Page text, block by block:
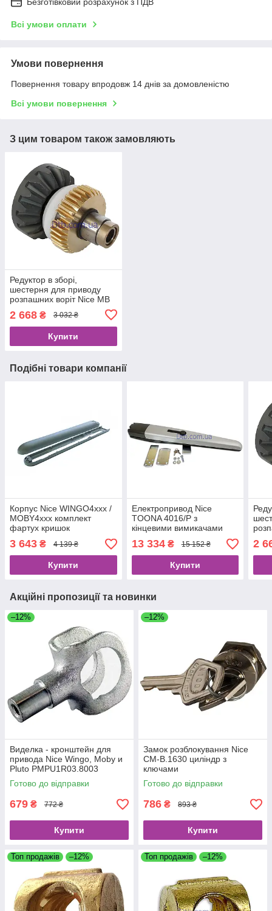
Всі умови оплати
Умови повернення
Повернення товару впродовж 14 днів за домовленістю
Всі умови повернення
З цим товаром також замовляють
Редуктор в зборі,
шестерня для приводу
розпашних воріт Nice MB
Moby PRMB03
2 668 ₴ 3 032 ₴
Купити
Подібні товари компанії
Корпус Nice WINGO4xxx /
MOBY4xxx комплект
фартух кришок
(PRMB07F)
3 643 ₴ 4 139 ₴
Купити
Електропривод Nice
TOONA 4016/P з
кінцевими вимикачами
для розпашних воріт (пр-
во Італія)
13 334₴ 15 152 ₴
Купити
2
Акційні пропозиції та новинки
–12%
Виделка - кронштейн для
привода Nice Wingo, Moby и
Pluto PMPU1R03.8003
Готово до відправки
679 ₴ 772 ₴
Купити
–12%
Замок розблокування Nice
CM-B.1630 циліндр з
ключами
Готово до відправки
786 ₴ 893 ₴
Купити
Топ продажів –12% Топ продажів –12%